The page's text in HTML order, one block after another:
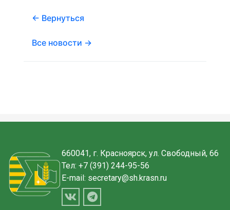
← Вернуться
Все новости →
660041, г. Красноярск, ул. Свободный, 66
Тел: +7 (391) 244-95-56
E-mail: secretary@sh.krasn.ru